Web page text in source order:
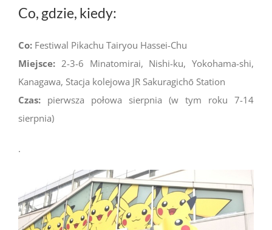
Co, gdzie, kiedy:
Co: Festiwal Pikachu Tairyou Hassei-Chu
Miejsce: 2-3-6 Minatomirai, Nishi-ku, Yokohama-shi,
Kanagawa, Stacja kolejowa JR Sakuragichō Station
Czas: pierwsza połowa sierpnia (w tym roku 7-14
sierpnia)
.